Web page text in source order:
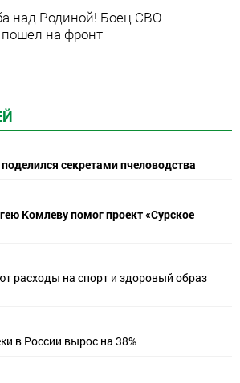
секретами пчеловодства
Комлеву помог проект «Сурское
расходы на спорт и здоровый образ
в России вырос на 38%
над Родиной! Боец СВО
пошел на фронт